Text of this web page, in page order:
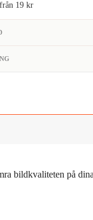
19 kr
bildkvaliteten på